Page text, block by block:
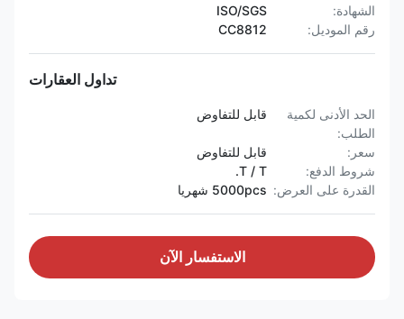
الشهادة:
ISO/SGS
رقم الموديل:
CC8812
تداول العقارات
الحد الأدنى لكمية
الطلب:
قابل للتفاوض
سعر:
قابل للتفاوض
شروط الدفع:
T / T.
القدرة على العرض: 5000pcs شهريا
الاستفسار الآن